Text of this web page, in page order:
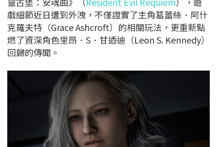
o
o
k
d
s
d
I
n
i
n
k
戲細節近日遭到外洩，不僅證實了主角葛蕾絲．阿什
克羅夫特（Grace Ashcroft）的相關玩法，更重新點
燃了資深角色里昂．S．甘迺迪（Leon S. Kennedy）
回歸的傳聞。